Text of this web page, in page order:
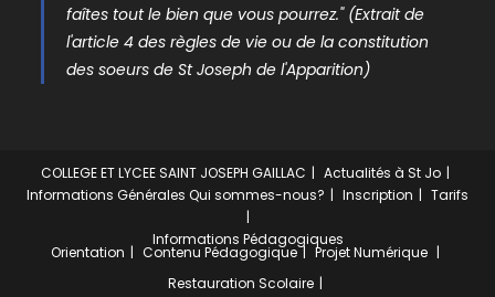
faîtes tout le bien que vous pourrez." (Extrait de
l'article 4 des règles de vie ou de la constitution
des soeurs de St Joseph de l'Apparition)
COLLEGE ET LYCEE SAINT JOSEPH GAILLAC
Actualités à St Jo
Informations Générales Qui sommes-nous? Inscription Tarifs
Informations Pédagogiques
Orientation Contenu Pédagogique
Projet Numérique
Restauration Scolaire